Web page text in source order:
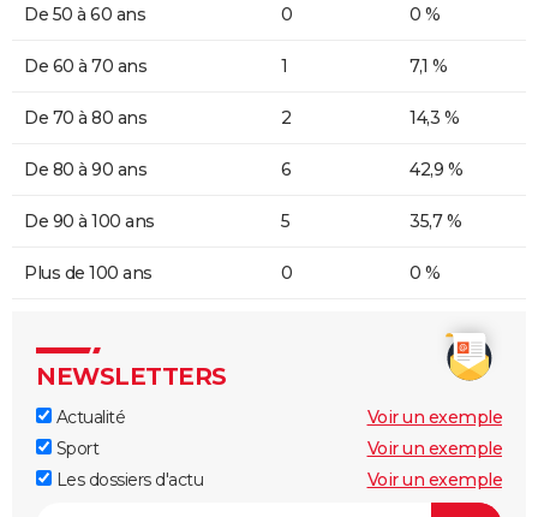
De 50 à 60 ans 0 0 %
De 60 à 70 ans 1 7,1 %
De 70 à 80 ans 2 14,3 %
De 80 à 90 ans 6 42,9 %
De 90 à 100 ans 5 35,7 %
Plus de 100 ans 0 0 %
NEWSLETTERS
Actualité
Voir un exemple
Sport
Voir un exemple
Les dossiers d'actu
Voir un exemple